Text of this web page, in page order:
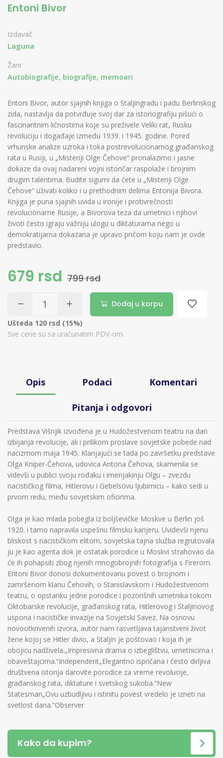
Entoni Bivor
Izdavač
Laguna
Žanr
Autobiografije, biografije, memoari
Entoni Bivor, autor sjajnih knjiga o Staljingradu i padu Berlinskog
zida, nastavlja da potvrđuje svoj dar za istoriografiju pišući o
fascinantnim ličnostima koje su preživele Veliki rat, Rusku
revoluciju i događaje između 1939. i 1945. godine. Pored
vrhunske analize uzroka i toka postrevolucionarnog građanskog
rata u Rusiji, u „Misteriji Olge Čehove“ pronalazimo i jasne
dokaze da ovaj nadareni vojni istoričar raspolaže i brojnim
drugim talentima. Budite sigurni da ćete u „Misteriji Olge
Čehove“ uživati koliko i u prethodnim delima Entonija Bivora.
Knjiga je puna sjajnih uvida u ironije i protivrečnosti
revolucionarne Rusije, a Bivorova teza da umetnici i njihovi
životi često igraju važniju ulogu u diktaturama nego u
demokratijama dokazana je upravo pričom koju nam je ovde
predstavio.
679 rsd 799 rsd
Dodaj u korpu
Ušteda 120 rsd (15%)
Sve cene su sa uračunatim PDV-om.
Opis Podaci Komentari
Pitanja i odgovori
Predstava Višnjik izvođena je u Hudožestvenom teatru na dan
izbijanja revolucije, ali i prilikom proslave sovjetske pobede nad
nacizmom maja 1945. Klanjajući se tada po završetku predstave
Olga Kniper-Čehova, udovica Antona Čehova, skamenila se
videvši u publici svoju rođaku i imenjakinju Olgu – zvezdu
nacističkog filma, Hitlerovu i Gebelsovu ljubimicu – kako sedi u
prvom redu, među sovjetskim oficirima.
Olga je kao mlada pobegla iz boljševičke Moskve u Berlin još
1920. i tamo napravila uspešnu filmsku karijeru. Uvidevši njenu
bliskost s nacističkom elitom, sovjetska tajna služba regrutovala
ju je kao agenta dok je ostatak porodice u Moskvi strahovao da
će ih pohapsiti zbog njenih mnogobrojnih fotografija s Firerom.
Entoni Bivor donosi dokumentovanu povest o brojnom i
zamršenom klanu Čehovih, o Stanislavskom i Hudožestvenom
teatru, o opstanku jedne porodice i pozorišnih umetnika tokom
Oktobarske revolucije, građanskog rata, Hitlerovog i Staljinovog
uspona i nacističke invazije na Sovjetski Savez. Na osnovu
novootkrivenih izvora, autor nam rasvetljava tajanstveni život
žene kojoj se Hitler divio, a Staljin je poštovao i koja ih je
obojicu nadživela.„Impresivna drama o izbeglištvu, umetnicima i
obaveštajcima.“Independent„Elegantno ispričana i često dirljiva
društvena istorija darovite porodice za vreme revolucije,
građanskog rata, diktature i svetskog sukoba.“New
Statesman„Ovu uzbudljivu i istinitu povest vredelo je izneti na
svetlost dana.“Observer
Kako da kupim?